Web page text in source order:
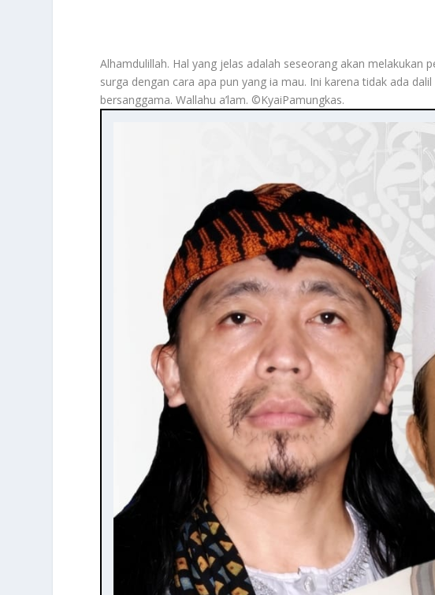
Alhamdulillah. Hal yang jelas adalah seseorang akan melakukan
surga dengan cara apa pun yang ia mau. Ini karena tidak ada
bersanggama. Wallahu a’lam. ©️KyaiPamungkas.